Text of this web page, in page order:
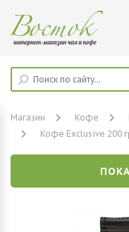
Магазин Кофе
Кофе Exclusive 200